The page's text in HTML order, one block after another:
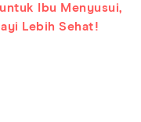
Ibu Menyusui,
Lebih Sehat!